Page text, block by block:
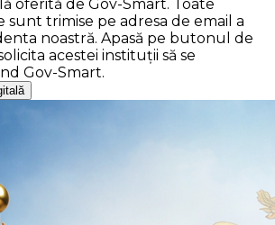
oferită de Gov-Smart. Toate
sunt trimise pe adresa de email a
noastră. Apasă pe butonul de
acestei instituții să se
Gov-Smart.